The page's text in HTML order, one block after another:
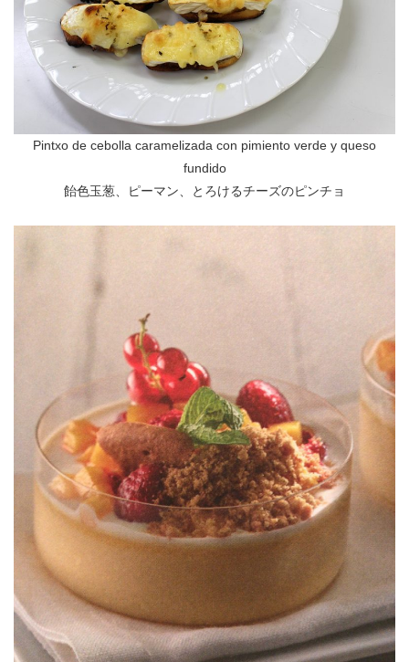
Pintxo de cebolla caramelizada con pimiento verde y queso
fundido
飴色玉葱、ピーマン、とろけるチーズのピンチョ